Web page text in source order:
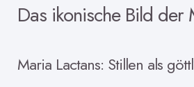
Das ikonische Bild der
Maria Lactans: Stillen als